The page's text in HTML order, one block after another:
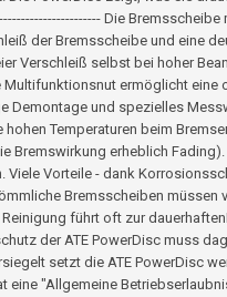
Die
der Bremsscheibe und eine
Verschleiß selbst bei hoher
ermöglicht eine
Demontage und spezielles
hohen Temperaturen beim
Bremswirkung erheblich
Viele Vorteile - dank
Bremsscheiben
führt oft zur
der ATE PowerDisc muss
setzt die ATE PowerDisc
eine "Allgemeine